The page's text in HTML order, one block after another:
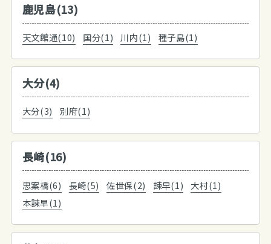
鹿児島(13)
天文館通(10) 国分(1) 川内(1) 種子島(1)
大分(4)
大分(3) 別府(1)
長崎(16)
思案橋(6) 長崎(5) 佐世保(2) 諫早(1)
大村(1)
本諫早(1)